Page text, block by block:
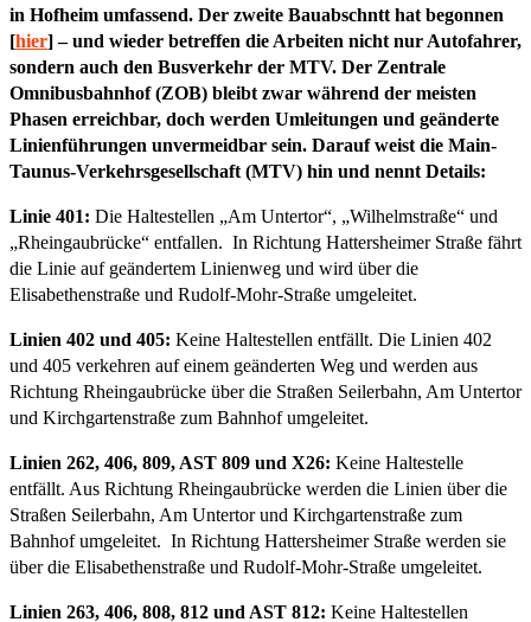
in Hofheim umfassend. Der zweite Bauabschntt hat begonnen
[hier] – und wieder betreffen die Arbeiten nicht nur Autofahrer,
sondern auch den Busverkehr der MTV. Der Zentrale
Omnibusbahnhof (ZOB) bleibt zwar während der meisten
Phasen erreichbar, doch werden Umleitungen und geänderte
Linienführungen unvermeidbar sein. Darauf weist die Main-
Taunus-Verkehrsgesellschaft (MTV) hin und nennt Details:
Linie 401: Die Haltestellen „Am Untertor“, „Wilhelmstraße“ und
„Rheingaubrücke“ entfallen. In Richtung Hattersheimer Straße fährt
die Linie auf geändertem Linienweg und wird über die
Elisabethenstraße und Rudolf-Mohr-Straße umgeleitet.
Linien 402 und 405: Keine Haltestellen entfällt. Die Linien 402
und 405 verkehren auf einem geänderten Weg und werden aus
Richtung Rheingaubrücke über die Straßen Seilerbahn, Am Untertor
und Kirchgartenstraße zum Bahnhof umgeleitet.
Linien 262, 406, 809, AST 809 und X26: Keine Haltestelle
entfällt. Aus Richtung Rheingaubrücke werden die Linien über die
Straßen Seilerbahn, Am Untertor und Kirchgartenstraße zum
Bahnhof umgeleitet. In Richtung Hattersheimer Straße werden sie
über die Elisabethenstraße und Rudolf-Mohr-Straße umgeleitet.
Linien 263, 406, 808, 812 und AST 812: Keine Haltestellen